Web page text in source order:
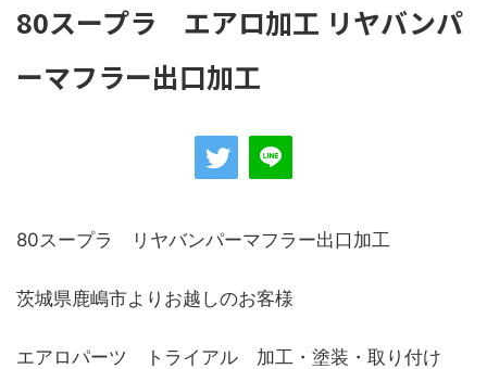
80スープラ エアロ加工 リヤバンパ
ーマフラー出口加工
80スープラ リヤバンパーマフラー出口加工
茨城県鹿嶋市よりお越しのお客様
エアロパーツ トライアル 加工・塗装・取り付け